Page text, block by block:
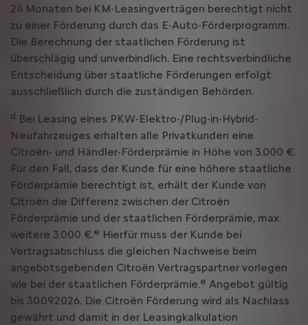
24 Monaten bei KM-Leasingverträgen berechtigt nicht
zu einer Förderung durch das E-Auto-Förderprogramm.
Die Berechnung der staatlichen Förderung ist
überschlägig und unverbindlich. Eine rechtsverbindliche
Entscheidung über staatliche Förderungen erfolgt
ausschließlich durch die zuständigen Behörden.
d Bei Leasing eines PKW-Elektro-/Plug-in-Hybrid-
Neufahrzeuges erhalten alle Privatkunden eine
Citroën- und Händler-Förderprämie in Höhe von 3.000 €.
Für den Fall, dass der Kunde für eine höhere staatliche
Förderprämie berechtigt ist, erhält der Kunde von
Citroën die Differenz zwischen der Citroën
Förderprämie und der staatlichen Förderprämie, max.
weitere 3.000 €.e Hierfür muss der Kunde bei
Vertragsabschluss die gleichen Nachweise beim
angebotsgebenden Citroën Vertragspartner vorlegen
wie bei der staatlichen Förderprämie.e Angebot gültig
bis 30.09.2026. Die Citroën Förderung wird als Nachlass
gewährt und damit in der Leasingkalkulation